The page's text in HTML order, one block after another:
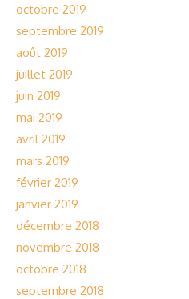
octobre 2019
septembre 2019
août 2019
juillet 2019
juin 2019
mai 2019
avril 2019
mars 2019
février 2019
janvier 2019
décembre 2018
novembre 2018
octobre 2018
septembre 2018